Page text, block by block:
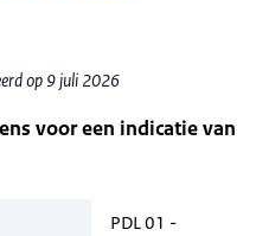
op 9 juli 2026
voor een indicatie van
PDL 01 -